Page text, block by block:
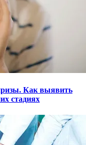
Как выявить
стадиях